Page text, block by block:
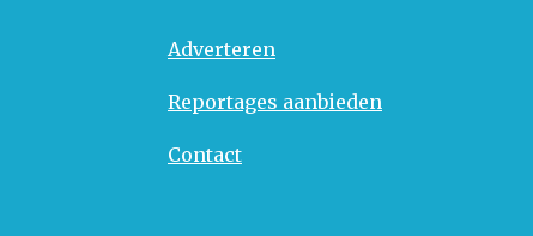
Adverteren
Reportages aanbieden
Contact